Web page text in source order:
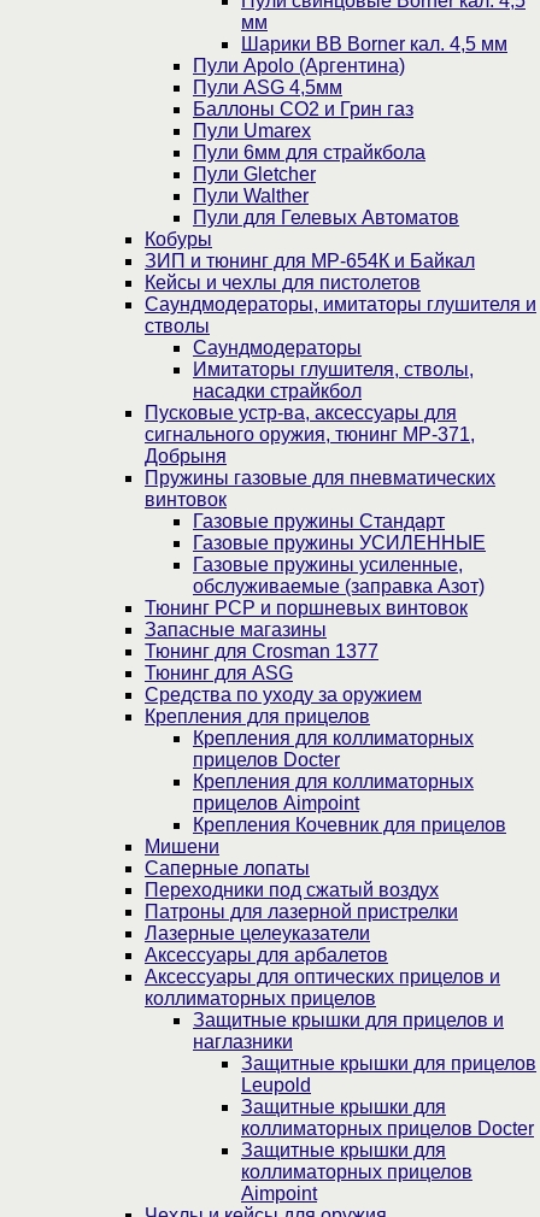
мм
Шарики BB Borner кал. 4,5 мм
Пули Apolo (Аргентина)
Пули ASG 4,5мм
Баллоны CO2 и Грин газ
Пули Umarex
Пули 6мм для страйкбола
Пули Gletcher
Пули Walther
Пули для Гелевых Автоматов
Кобуры
ЗИП и тюнинг для МР-654К и Байкал
Кейсы и чехлы для пистолетов
Саундмодераторы, имитаторы глушителя и
стволы
Саундмодераторы
Имитаторы глушителя, стволы,
насадки страйкбол
Пусковые устр-ва, аксессуары для
сигнального оружия, тюнинг МР-371,
Добрыня
Пружины газовые для пневматических
винтовок
Газовые пружины Стандарт
Газовые пружины УСИЛЕННЫЕ
Газовые пружины усиленные,
обслуживаемые (заправка Азот)
Тюнинг PCP и поршневых винтовок
Запасные магазины
Тюнинг для Crosman 1377
Тюнинг для ASG
Средства по уходу за оружием
Крепления для прицелов
Крепления для коллиматорных
прицелов Docter
Крепления для коллиматорных
прицелов Aimpoint
Крепления Кочевник для прицелов
Мишени
Саперные лопаты
Переходники под сжатый воздух
Патроны для лазерной пристрелки
Лазерные целеуказатели
Аксессуары для арбалетов
Аксессуары для оптических прицелов и
коллиматорных прицелов
Защитные крышки для прицелов и
наглазники
Защитные крышки для прицелов
Leupold
Защитные крышки для
коллиматорных прицелов Docter
Защитные крышки для
коллиматорных прицелов
Aimpoint